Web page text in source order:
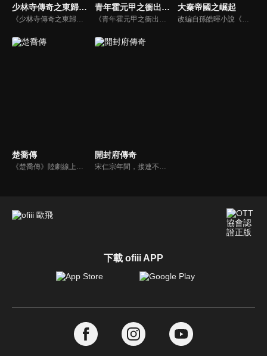
少林寺傳奇之東歸英雄
《少林寺傳奇之東歸英雄》陸劇線上看。清朝康熙年間，少林寺和尚們歷經千辛萬苦收復反叛勢力「西魯天會」，萬壽山將軍和冰玉公主被康熙皇帝的真誠所感動，願意進京覲見康熙。卻不料萬壽山詔安爲假，實際上是利用和尚們進入紫禁城，趁機殺掉康熙。一場血雨腥風的生死大戰即將展開。
青年霍元甲之衝出江湖
《青年霍元甲之衝出江湖》陸劇線上看。講述霍元甲的從手無縛雞之力到憑藉功夫威震四方的英雄歷程的故事。
大秦帝國之崛起
改編自孫皓暉小說《大秦帝國》。電視劇系列第三部。西元前305年，秦國歷史上執政時間最長的君王秦昭襄王嬴稷繼位。其後五十六年期間，秦王嬴稷在其母秦宣太后和其舅魏冉扶植下，從一個稚嫩年輕君王，成長為了一位堅毅沉著，威震天下的真正王者；而秦國也由一般強國，一躍崛成為傲視列國的超級大國。
楚喬傳
《楚喬傳》陸劇線上看。西魏年間亂世混戰，奴籍少女楚喬幸得燕北世子燕洵與宇文玥暗中相救，並經過宇文玥嚴厲訓練後成為諜者。同時與燕洵結下深厚友誼。但燕洵在家族滿門被滅後，回到燕北割據稱雄，楚喬在絕望中與他分道揚鑣。與力求「天下一統、釋奴止戈」的宇文玥並肩作戰，粉碎燕洵的復仇計劃…
開封府傳奇
宋仁宗年間，接連不斷有案件發生：嫌疑犯在牢內離奇中毒身亡；駙馬陳世美捲入到“拋妻殺子”的案子中；曹皇后出家；張美人突瘋；包拯的侄子包勉中計被治罪。種種事件直指貪污集團張德林。包拯懲奸除惡，將張德林繩之以法，最終仁宗朝成為北宋的鼎盛時代
下載 ofiii APP